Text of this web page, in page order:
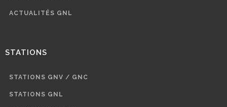
ACTUALITÉS GNL
STATIONS
STATIONS GNV / GNC
STATIONS GNL